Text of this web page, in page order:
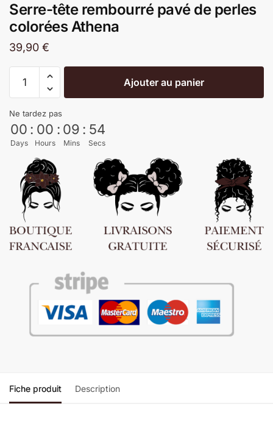
Serre-tête rembourré pavé de perles
colorées Athena
39,90 €
Ajouter au panier
Ne tardez pas
00
Days
: 00
Hours
: 09
Mins
: 53
Secs
Fiche produit Description